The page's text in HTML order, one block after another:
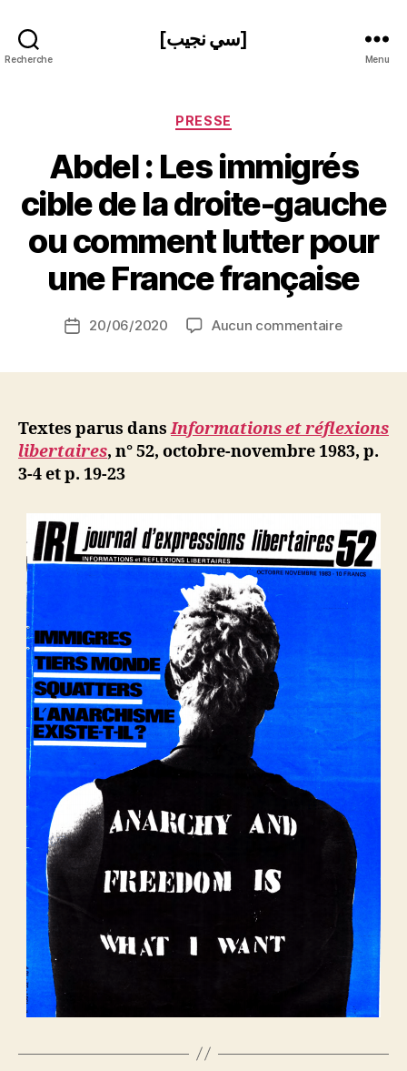
Recherche
[سي نجيب]
Menu
Catégories
PRESSE
Abdel : Les immigrés
cible de la droite-gauche
ou comment lutter pour
une France française
de
a
S
N
Date20/06/2020 Aucun commentairesur
cible
de
comment
lutter
une
France
Textes parus dansInformations et réflexions
libertaires, n° 52, octobre-novembre 1983, p.
3-4 et p. 19-23